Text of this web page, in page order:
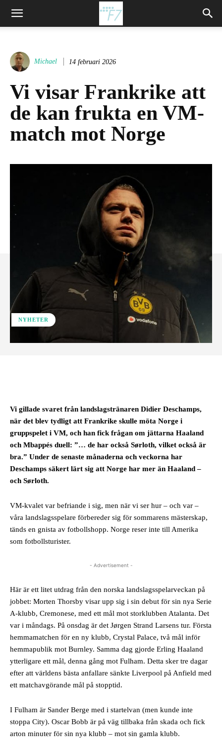
Michael 14 februari 2026
Vi visar Frankrike att
de kan frukta en VM-
match mot Norge
NYHETER
Vi gillade svaret från landslagstränaren Didier Deschamps,
när det blev tydligt att Frankrike skulle möta Norge i
gruppspelet i VM, och han fick frågan om jättarna Haaland
och Mbappés duell: ”… de har också Sørloth, vilket också är
bra.” Under de senaste månaderna och veckorna har
Deschamps säkert lärt sig att Norge har mer än Haaland –
och Sørloth.
VM-kvalet var befriande i sig, men när vi ser hur – och var –
våra landslagsspelare förbereder sig för sommarens mästerskap,
tänds en gnista av fotbollshopp. Norge reser inte till Amerika
som fotbollsturister.
- Advertisement -
Här är ett litet utdrag från den norska landslagsspelarveckan på
jobbet: Morten Thorsby visar upp sig i sin debut för sin nya Serie
A-klubb, Cremonese, med ett mål mot storklubben Atalanta. Det
var i måndags. På onsdag är det Jørgen Strand Larsens tur. Första
hemmamatchen för en ny klubb, Crystal Palace, två mål inför
hemmapublik mot Burnley. Samma dag gjorde Erling Haaland
ytterligare ett mål, denna gång mot Fulham. Detta sker tre dagar
efter att världens bästa anfallare sänkte Liverpool på Anfield med
ett matchavgörande mål på stopptid.
I Fulham är Sander Berge med i startelvan (men kunde inte
stoppa City). Oscar Bobb är på väg tillbaka från skada och fick
arton minuter för sin nya klubb – mot sin gamla klubb.